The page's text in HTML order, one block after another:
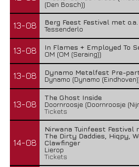
(Den Bosch))
13-08
Berg Feest Festival met
Tessenderlo
13-08
In Flames + Employed To
OM (OM (Seraing))
13-08
Dynamo Metalfest Pre-
Dynamo (Dynamo
13-08
The Ghost Inside
Doornroosje (Doornroosje
Tickets
14-08
Nirwana Tuinfeest Festival
The Dirty Daddies, Hiqpy,
Clawfinger
Lierop
Tickets